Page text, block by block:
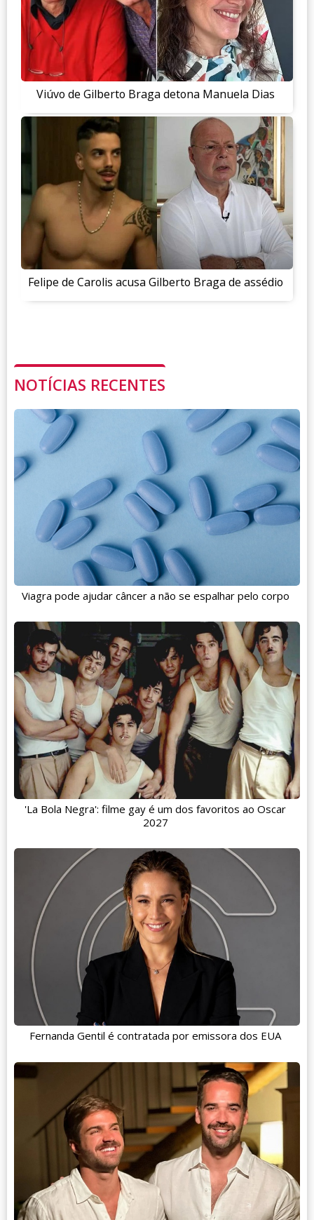
Viúvo de Gilberto Braga detona Manuela Dias
Felipe de Carolis acusa Gilberto Braga de assédio
NOTÍCIAS RECENTES
Viagra pode ajudar câncer a não se espalhar pelo corpo
'La Bola Negra': filme gay é um dos favoritos ao Oscar
2027
Fernanda Gentil é contratada por emissora dos EUA